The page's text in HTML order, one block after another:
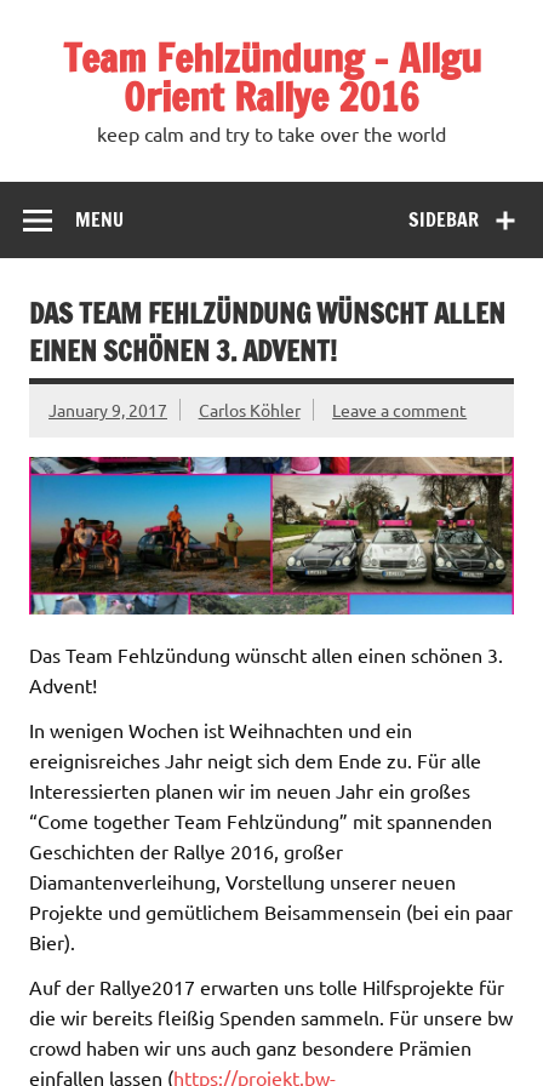
Team Fehlzündung – Allgu
Orient Rallye 2016
keep calm and try to take over the world
SIDEBAR
MENU
DAS TEAM FEHLZÜNDUNG WÜNSCHT ALLEN
EINEN SCHÖNEN 3. ADVENT!
January 9, 2017 Carlos Köhler Leave a comment
Das Team Fehlzündung wünscht allen einen schönen 3.
Advent!
In wenigen Wochen ist Weihnachten und ein
ereignisreiches Jahr neigt sich dem Ende zu. Für alle
Interessierten planen wir im neuen Jahr ein großes
“Come together Team Fehlzündung” mit spannenden
Geschichten der Rallye 2016, großer
Diamantenverleihung, Vorstellung unserer neuen
Projekte und gemütlichem Beisammensein (bei ein paar
Bier).
Auf der Rallye2017 erwarten uns tolle Hilfsprojekte für
die wir bereits fleißig Spenden sammeln. Für unsere bw
crowd haben wir uns auch ganz besondere Prämien
einfallen lassen (https://projekt.bw-